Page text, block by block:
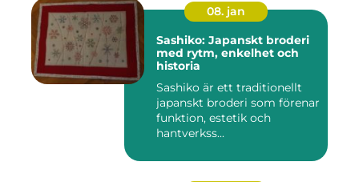
08. jan
Sashiko: Japanskt broderi
med rytm, enkelhet och
historia
Sashiko är ett traditionellt
japanskt broderi som förenar
funktion, estetik och
hantverkss...